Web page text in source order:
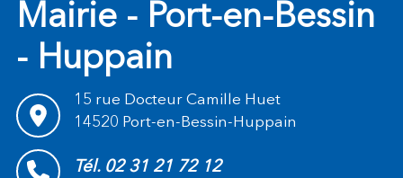
Mairie - Port-en-Bessin
- Huppain
15 rue Docteur Camille Huet
14520 Port-en-Bessin-Huppain
Tél. 02 31 21 72 12